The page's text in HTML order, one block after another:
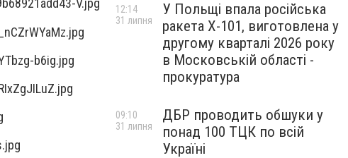
У Польщі впала російська
ракета X-101, виготовлена у
другому кварталі 2026 року
в Московській області -
прокуратура
12:14
31 липня
ДБР проводить обшуки у
понад 100 ТЦК по всій
Україні
09:10
31 липня